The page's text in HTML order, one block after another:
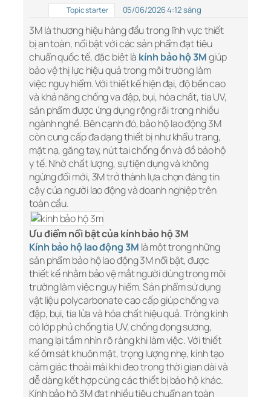
Topic starter 05/06/2026 4:12 sáng
3M là thương hiệu hàng đầu trong lĩnh vực thiết
bị an toàn, nổi bật với các sản phẩm đạt tiêu
chuẩn quốc tế, đặc biệt là kính bảo hộ 3Mgiúp
bảo vệ thị lực hiệu quả trong môi trường làm
việc nguy hiểm. Với thiết kế hiện đại, độ bền cao
và khả năng chống va đập, bụi, hóa chất, tia UV,
sản phẩm được ứng dụng rộng rãi trong nhiều
ngành nghề. Bên cạnh đó, bảo hộ lao động 3M
còn cung cấp đa dạng thiết bị như khẩu trang,
mặt nạ, găng tay, nút tai chống ồn và đồ bảo hộ
y tế. Nhờ chất lượng, sự tiện dụng và không
ngừng đổi mới, 3M trở thành lựa chọn đáng tin
cậy của người lao động và doanh nghiệp trên
toàn cầu.
Ưu điểm nổi bật của kính bảo hộ 3M
Kính bảo hộ lao động 3M là một trong những
sản phẩm bảo hộ lao động 3M nổi bật, được
thiết kế nhằm bảo vệ mắt người dùng trong môi
trường làm việc nguy hiểm. Sản phẩm sử dụng
vật liệu polycarbonate cao cấp giúp chống va
đập, bụi, tia lửa và hóa chất hiệu quả. Tròng kính
có lớp phủ chống tia UV, chống đọng sương,
mang lại tầm nhìn rõ ràng khi làm việc. Với thiết
kế ôm sát khuôn mặt, trọng lượng nhẹ, kính tạo
cảm giác thoải mái khi đeo trong thời gian dài và
dễ dàng kết hợp cùng các thiết bị bảo hộ khác.
Kính bảo hộ 3M đạt nhiều tiêu chuẩn an toàn